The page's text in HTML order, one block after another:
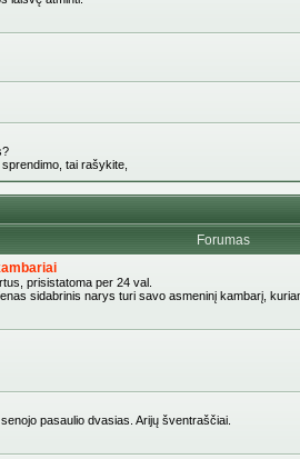
tai rašykite,
Forumas
prisistatoma per 24 val.
sidabrinis narys turi savo asmeninį kambarį,
pasaulio dvasias. Arijų šventraščiai.